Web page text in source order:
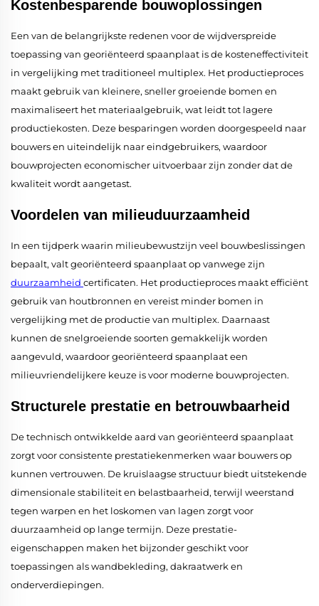
Kostenbesparende bouwoplossingen
Een van de belangrijkste redenen voor de wijdverspreide
toepassing van georiënteerd spaanplaat is de kosteneffectiviteit
in vergelijking met traditioneel multiplex. Het productieproces
maakt gebruik van kleinere, sneller groeiende bomen en
maximaliseert het materiaalgebruik, wat leidt tot lagere
productiekosten. Deze besparingen worden doorgespeeld naar
bouwers en uiteindelijk naar eindgebruikers, waardoor
bouwprojecten economischer uitvoerbaar zijn zonder dat de
kwaliteit wordt aangetast.
Voordelen van milieuduurzaamheid
In een tijdperk waarin milieubewustzijn veel bouwbeslissingen
bepaalt, valt georiënteerd spaanplaat op vanwege zijn
duurzaamheid certificaten. Het productieproces maakt efficiënt
gebruik van houtbronnen en vereist minder bomen in
vergelijking met de productie van multiplex. Daarnaast
kunnen de snelgroeiende soorten gemakkelijk worden
aangevuld, waardoor georiënteerd spaanplaat een
milieuvriendelijkere keuze is voor moderne bouwprojecten.
Structurele prestatie en betrouwbaarheid
De technisch ontwikkelde aard van georiënteerd spaanplaat
zorgt voor consistente prestatiekenmerken waar bouwers op
kunnen vertrouwen. De kruislaagse structuur biedt uitstekende
dimensionale stabiliteit en belastbaarheid, terwijl weerstand
tegen warpen en het loskomen van lagen zorgt voor
duurzaamheid op lange termijn. Deze prestatie-
eigenschappen maken het bijzonder geschikt voor
toepassingen als wandbekleding, dakraatwerk en
onderverdiepingen.